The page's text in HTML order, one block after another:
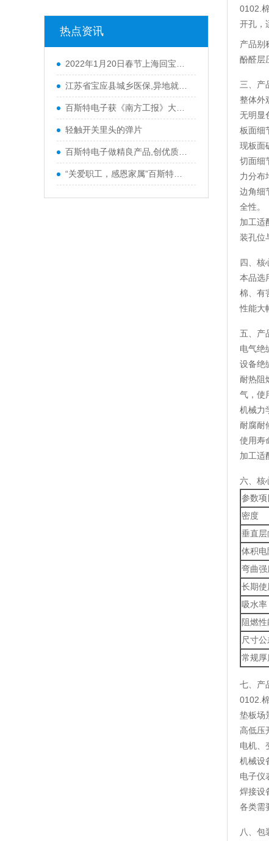
热点资讯
2022年1月20日春节上海回宝应防疫政策
江苏省宝应县城乡医保,异地就医材料
百斯特电子获《南方工报》大篇幅报
轻触开关里头的弹片
百斯特电子做精良产品,创优质品牌
“关爱职工，感恩家属”百斯特优秀
0102.
开孔，
产品别
酚醛层
三、产
整体外
无明显
板面细
现板面
切面细
力分布
边角细
全性。
加工适
装孔位
四、核
本品选
棉、有
性能大
五、产
电气绝
设备绝
耐热阻
气，使
机械力
耐腐耐
使用寿
加工适
六、核
参数项
密度
垂直
体积电
弯曲强
长期
吸水率
阻燃
尺寸
常规厚
七、产
0102.
垫板场
高低压
电机、
机械设
电子仪
焊接设
各类需
八、包